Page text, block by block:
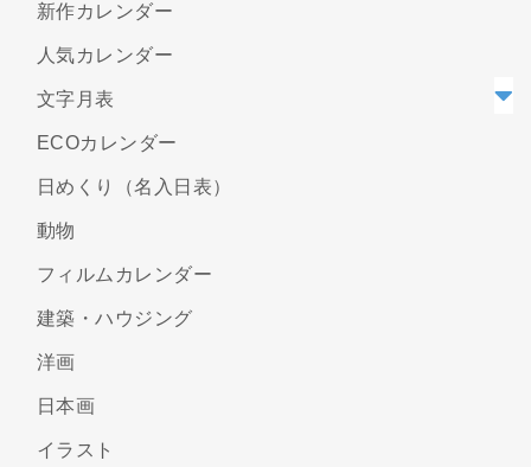
新作カレンダー
人気カレンダー
文字月表
ECOカレンダー
日めくり（名入日表）
動物
フィルムカレンダー
建築・ハウジング
洋画
日本画
イラスト